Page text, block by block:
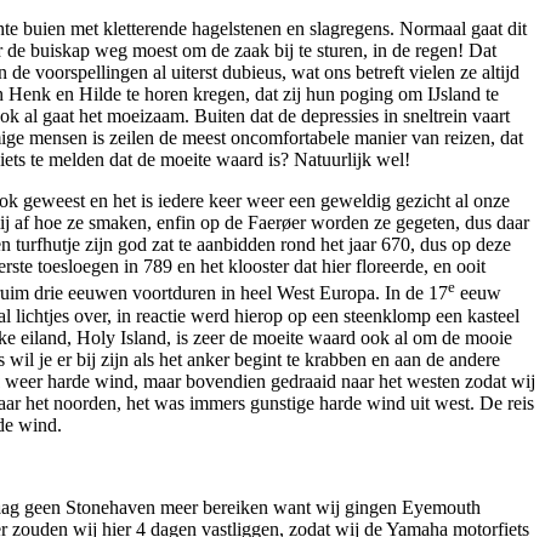
met kletterende hagelstenen en slagregens. Normaal gaat dit
buiskap weg moest om de zaak bij te sturen, in de regen! Dat
voorspellingen al uiterst dubieus, wat ons betreft vielen ze altijd
en Hilde te horen kregen, dat zij hun poging om IJsland te
al gaat het moeizaam. Buiten dat de depressies in sneltrein vaart
mensen is zeilen de meest oncomfortabele manier van reizen, dat
te melden dat de moeite waard is? Natuurlijk wel!
en het is iedere keer weer een geweldig gezicht al onze
hoe ze smaken, enfin op de Faerøer worden ze gegeten, dus daar
zijn god zat te aanbidden rond het jaar 670, dus op deze
toesloegen in 789 en het klooster dat hier floreerde, en ooit
drie eeuwen voortduren in heel West Europa. In de 17e eeuw
lichtjes over, in reactie werd hierop op een steenklomp een kasteel
eiland, Holy Island, is zeer de moeite waard ook al om de mooie
je er bij zijn als het anker begint te krabben en aan de andere
harde wind, maar bovendien gedraaid naar het westen zodat wij
het noorden, het was immers gunstige harde wind uit west. De reis
wind.
geen Stonehaven meer bereiken want wij gingen Eyemouth
zouden wij hier 4 dagen vastliggen, zodat wij de Yamaha motorfiets